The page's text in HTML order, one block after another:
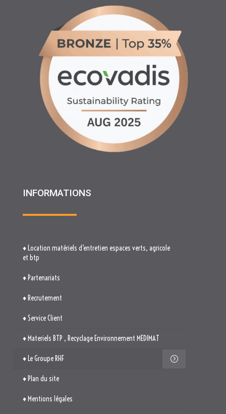
INFORMATIONS
♦ Location matériels d’entretien espaces verts, agricole
et btp
♦ Partenariats
♦ Recrutement
♦ Service Client
♦ Materiels BTP , Recyclage Environnement MEDIMAT
♦ Le Groupe RHF
♦ Plan du site
♦ Mentions légales